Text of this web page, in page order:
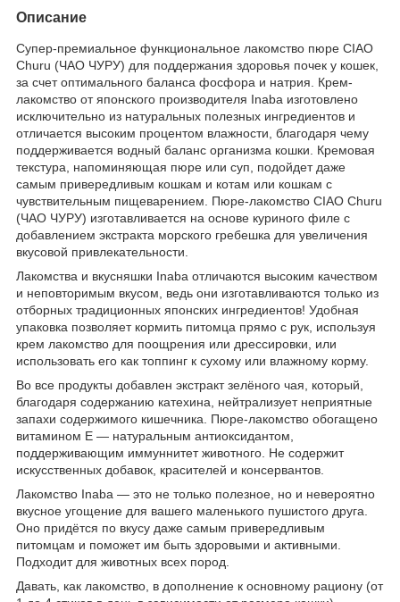
Описание
Супер-премиальное функциональное лакомство пюре CIAO
Churu (ЧАО ЧУРУ) для поддержания здоровья почек у кошек,
за счет оптимального баланса фосфора и натрия. Крем-
лакомство от японского производителя Inaba изготовлено
исключительно из натуральных полезных ингредиентов и
отличается высоким процентом влажности, благодаря чему
поддерживается водный баланс организма кошки. Кремовая
текстура, напоминяющая пюре или суп, подойдет даже
самым привередливым кошкам и котам или кошкам с
чувствительным пищеварением. Пюре-лакомство CIAO Churu
(ЧАО ЧУРУ) изготавливается на основе куриного филе с
добавлением экстракта морского гребешка для увеличения
вкусовой привлекательности.
Лакомства и вкусняшки Inaba отличаются высоким качеством
и неповторимым вкусом, ведь они изготавливаются только из
отборных традиционных японских ингредиентов! Удобная
упаковка позволяет кормить питомца прямо с рук, используя
крем лакомство для поощрения или дрессировки, или
использовать его как топпинг к сухому или влажному корму.
Во все продукты добавлен экстракт зелёного чая, который,
благодаря содержанию катехина, нейтрализует неприятные
запахи содержимого кишечника. Пюре-лакомство обогащено
витамином Е — натуральным антиоксидантом,
поддерживающим иммуннитет животного. Не содержит
искусственных добавок, красителей и консервантов.
Лакомство Inaba — это не только полезное, но и невероятно
вкусное угощение для вашего маленького пушистого друга.
Оно придётся по вкусу даже самым привередливым
питомцам и поможет им быть здоровыми и активными.
Подходит для животных всех пород.
Давать, как лакомство, в дополнение к основному рациону (от